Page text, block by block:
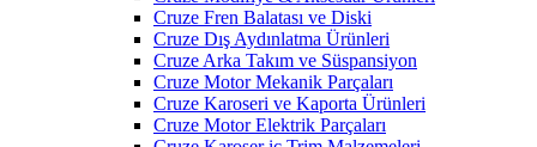
Cruze Fren Balatası ve Diski
Cruze Dış Aydınlatma Ürünleri
Cruze Arka Takım ve Süspansiyon
Cruze Motor Mekanik Parçaları
Cruze Karoseri ve Kaporta Ürünleri
Cruze Motor Elektrik Parçaları